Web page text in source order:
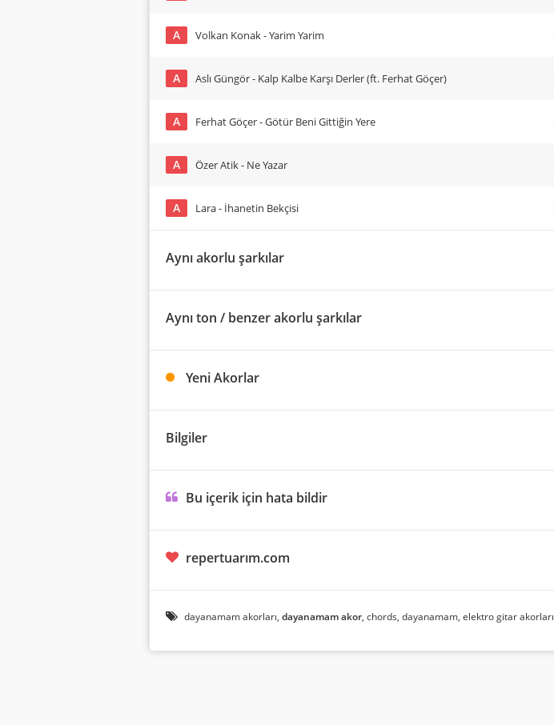
A Volkan Konak - Yarim Yarim
A Aslı Güngör - Kalp Kalbe Karşı Derler (ft. Ferhat Göçer)
A Ferhat Göçer - Götür Beni Gittiğin Yere
A Özer Atik - Ne Yazar
A Lara - İhanetin Bekçisi
Aynı akorlu şarkılar
Aynı ton / benzer akorlu şarkılar
Yeni Akorlar
Bilgiler
Bu içerik için hata bildir
repertuarım.com
dayanamam akorları, dayanamam akor, chords, dayanamam, elektro gitar akorları